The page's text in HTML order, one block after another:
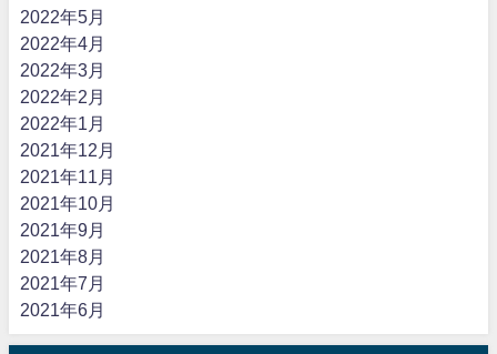
2022年5月
2022年4月
2022年3月
2022年2月
2022年1月
2021年12月
2021年11月
2021年10月
2021年9月
2021年8月
2021年7月
2021年6月